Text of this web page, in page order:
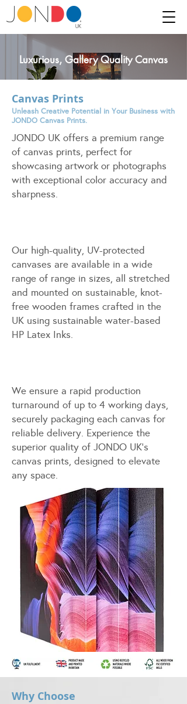
Luxurious, Gallery Quality Canvas
Canvas Prints
Unleash Creative Potential in Your Business with
JONDO Canvas Prints.
JONDO UK offers a premium range
of canvas prints, perfect for
showcasing artwork or photographs
with exceptional color accuracy and
sharpness.
Our high-quality, UV-protected
canvases are available in a wide
range of range in sizes, all stretched
and mounted on sustainable, knot-
free wooden frames crafted in the
UK using sustainable water-based
HP Latex Inks.
We ensure a rapid production
turnaround of up to 4 working days,
securely packaging each canvas for
reliable delivery. Experience the
superior quality of JONDO UK's
canvas prints, designed to elevate
any space.
Why Choose